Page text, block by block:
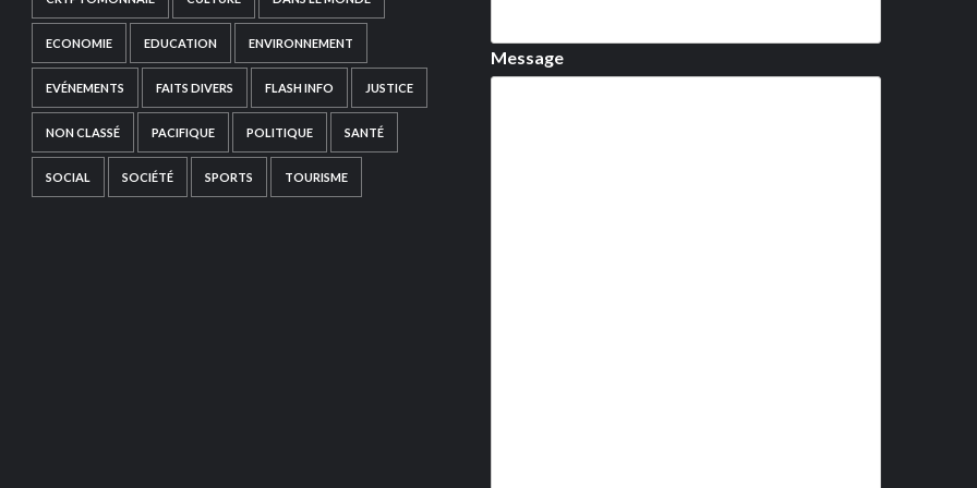
ECONOMIE EDUCATION ENVIRONNEMENT
EVÉNEMENTS FAITS DIVERS FLASH INFO JUSTICE
NON CLASSÉ PACIFIQUE POLITIQUE SANTÉ
SOCIAL SOCIÉTÉ SPORTS TOURISME
Message